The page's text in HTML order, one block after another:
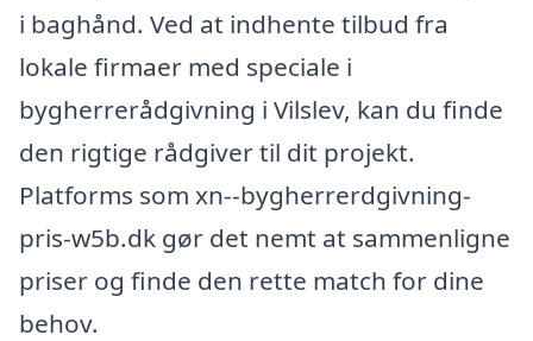
i baghånd. Ved at indhente tilbud fra
lokale firmaer med speciale i
bygherrerådgivning i Vilslev, kan du finde
den rigtige rådgiver til dit projekt.
Platforms som xn--bygherrerdgivning-
pris-w5b.dk gør det nemt at sammenligne
priser og finde den rette match for dine
behov.